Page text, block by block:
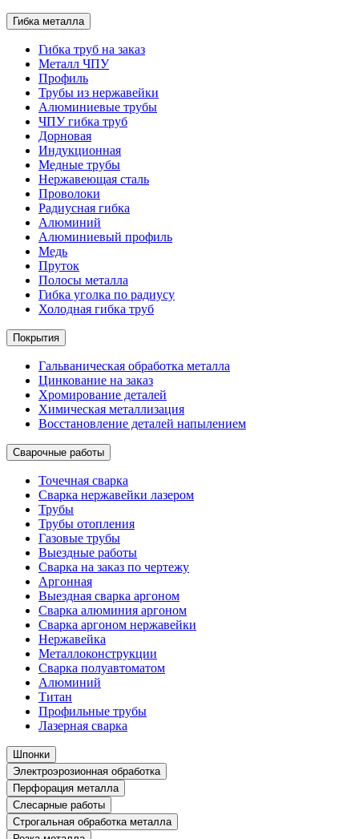
Гибка металла
Гибка труб на заказ
Металл ЧПУ
Профиль
Трубы из нержавейки
Алюминиевые трубы
ЧПУ гибка труб
Дорновая
Индукционная
Медные трубы
Нержавеющая сталь
Проволоки
Радиусная гибка
Алюминий
Алюминиевый профиль
Медь
Пруток
Полосы металла
Гибка уголка по радиусу
Холодная гибка труб
Покрытия
Гальваническая обработка металла
Цинкование на заказ
Хромирование деталей
Химическая металлизация
Восстановление деталей напылением
Сварочные работы
Точечная сварка
Сварка нержавейки лазером
Трубы
Трубы отопления
Газовые трубы
Выездные работы
Сварка на заказ по чертежу
Аргонная
Выездная сварка аргоном
Сварка алюминия аргоном
Сварка аргоном нержавейки
Нержавейка
Металлоконструкции
Сварка полуавтоматом
Алюминий
Титан
Профильные трубы
Лазерная сварка
Шпонки
Электроэрозионная обработка
Перфорация металла
Слесарные работы
Строгальная обработка металла